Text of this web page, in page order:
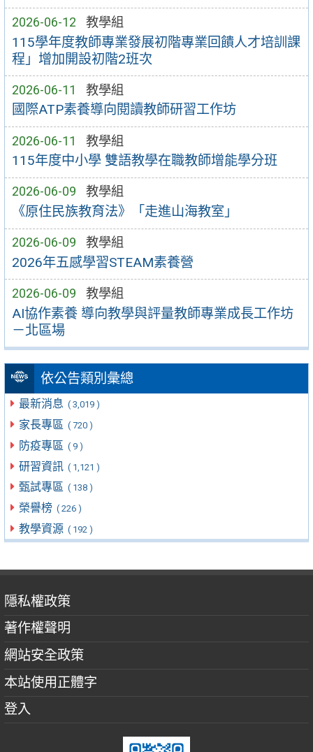
2026-06-12 教學組
115學年度教師專業發展初階專業回饋人才培訓課
程」增加開設初階2班次
2026-06-11 教學組
國際ATP素養導向閱讀教師研習工作坊
2026-06-11 教學組
115年度中小學 雙語教學在職教師增能學分班
2026-06-09 教學組
《原住民族教育法》「走進山海教室」
2026-06-09 教學組
2026年五感學習STEAM素養營
2026-06-09 教學組
AI協作素養 導向教學與評量教師專業成長工作坊
－北區場
依公告類別彙總
最新消息 ( 3,019 )
家長專區 ( 720 )
防疫專區 ( 9 )
研習資訊 ( 1,121 )
甄試專區 ( 138 )
榮譽榜 ( 226 )
教學資源 ( 192 )
隱私權政策
著作權聲明
網站安全政策
本站使用正體字
登入